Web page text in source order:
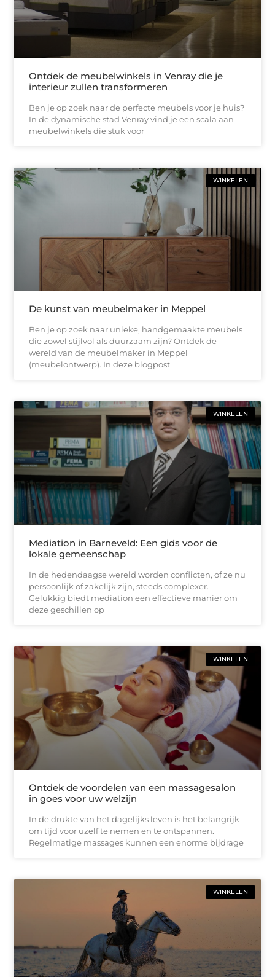
Ontdek de meubelwinkels in Venray die je
interieur zullen transformeren
Ben je op zoek naar de perfecte meubels voor je huis?
In de dynamische stad Venray vind je een scala aan
meubelwinkels die stuk voor
WINKELEN
De kunst van meubelmaker in Meppel
Ben je op zoek naar unieke, handgemaakte meubels
die zowel stijlvol als duurzaam zijn? Ontdek de
wereld van de meubelmaker in Meppel
(meubelontwerp). In deze blogpost
WINKELEN
Mediation in Barneveld: Een gids voor de
lokale gemeenschap
In de hedendaagse wereld worden conflicten, of ze nu
persoonlijk of zakelijk zijn, steeds complexer.
Gelukkig biedt mediation een effectieve manier om
deze geschillen op
WINKELEN
Ontdek de voordelen van een massagesalon
in goes voor uw welzijn
In de drukte van het dagelijks leven is het belangrijk
om tijd voor uzelf te nemen en te ontspannen.
Regelmatige massages kunnen een enorme bijdrage
WINKELEN